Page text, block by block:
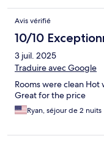
Avis vérifié
10/10
3 juil. 2025
Traduire avec Google
Rooms were clean
Great for the price
Ryan, séjour de 2 nuits